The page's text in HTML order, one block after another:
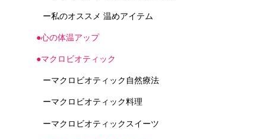
ー私のオススメ 温めアイテム
●心の体温アップ
●マクロビオティック
ーマクロビオティック自然療法
ーマクロビオティック料理
ーマクロビオティックスイーツ